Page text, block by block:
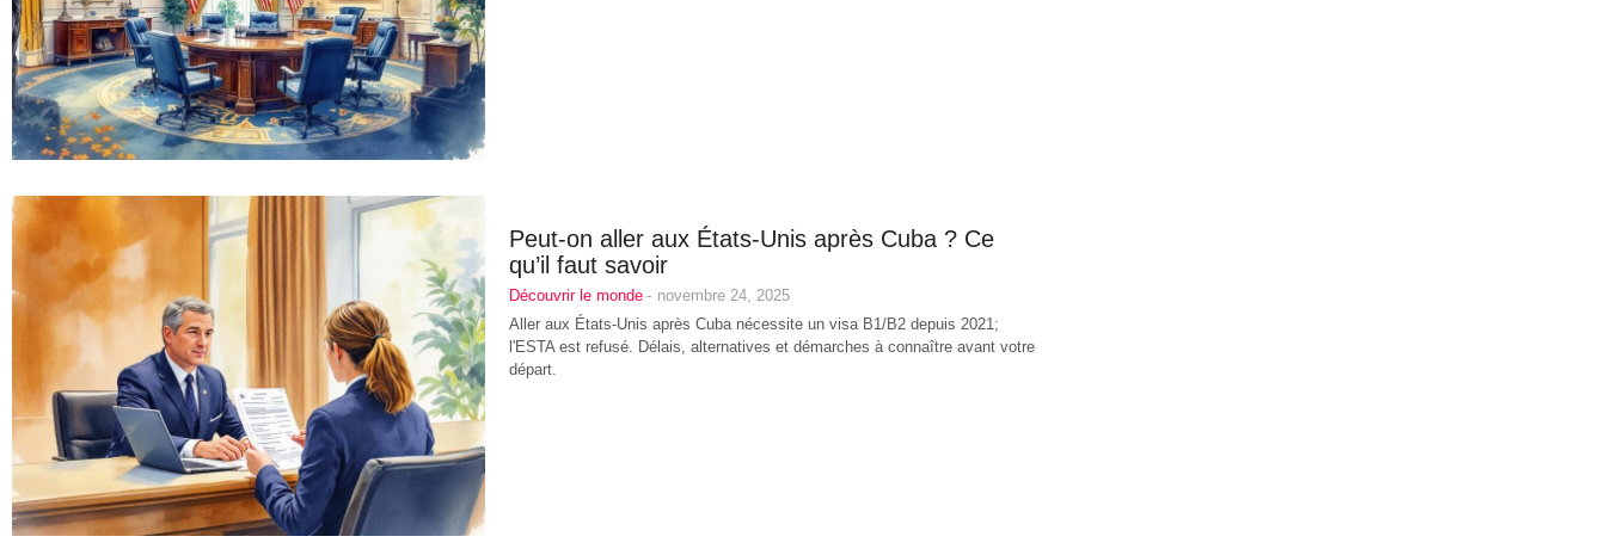
Peut-on aller aux États‑Unis après Cuba ? Ce
qu’il faut savoir
Découvrir le monde - novembre 24, 2025
Aller aux États-Unis après Cuba nécessite un visa B1/B2 depuis 2021;
l'ESTA est refusé. Délais, alternatives et démarches à connaître avant votre
départ.